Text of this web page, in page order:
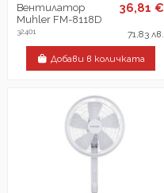
Вентилатор
Muhler FM-8118D
32401
36,81 €
71,83 лв.
Добави в количката